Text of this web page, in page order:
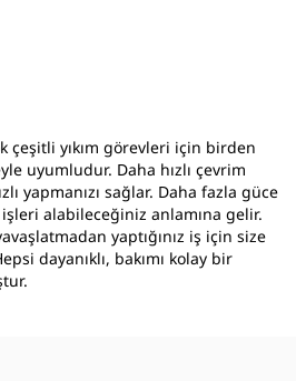
çeşitli yıkım görevleri için birden
uyumludur. Daha hızlı çevrim
yapmanızı sağlar. Daha fazla güce
alabileceğiniz anlamına gelir.
yaptığınız iş için size
dayanıklı, bakımı kolay bir